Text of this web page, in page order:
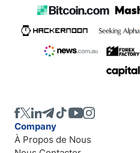
Company
À Propos de Nous